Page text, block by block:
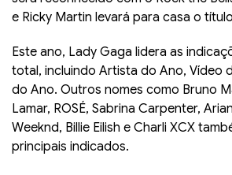
e Ricky Martin levará para casa o
Este ano, Lady Gaga lidera as
total, incluindo Artista do Ano, Vídeo
do Ano. Outros nomes como Bruno
Lamar, ROSÉ, Sabrina Carpenter,
Weeknd, Billie Eilish e Charli XCX
principais indicados.